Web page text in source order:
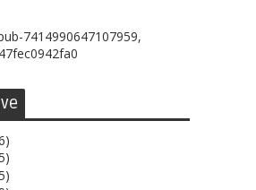
7414990647107959,